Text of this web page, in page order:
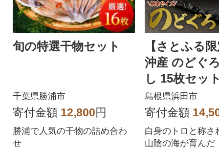
旬の特選干物セット
千葉県勝浦市
寄付金額 12,800円
勝浦で人気の干物の詰め合わ
せ
【さとふる
沖産 のどぐ
し 15枚セッ
焼き方付き
島根県浜田市
寄付金額
白身のトロと称さ
山陰の海が育んだ